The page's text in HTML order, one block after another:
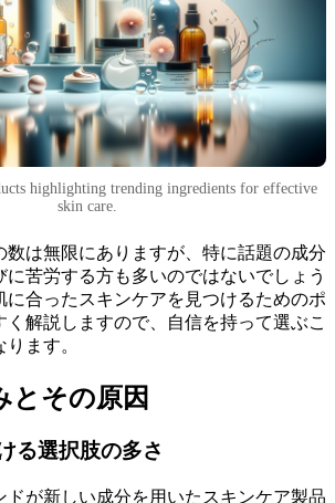
highlighting trending ingredients for effective
skin care.
数は無限にありますが、特に話題の成分
に苦労する方も多いのではないでしょう
に合ったスキンケアを見つけるためのポ
く解説しますので、自信を持って選ぶこ
ます。
とその原因
る選択肢の多さ
ドが新しい成分を用いたスキンケア製品